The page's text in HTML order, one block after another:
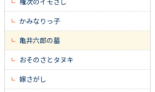
かみなりっ子
亀井六郎の墓
おそのさとタヌキ
嫁さがし